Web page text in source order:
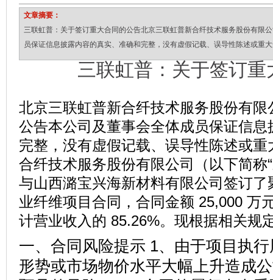
文章摘要：
三联虹普：关于签订重大合同的公告北京三联虹普新合纤技术服务股份有限
员保证信息披露内容的真实、准确和完整，没有虚假记载、误导性陈述或重
三联虹普：关于签订
北京三联虹普新合纤技术服务股份有
公告本公司及董事会全体成员保证信
完整，没有虚假记载、误导性陈述或
合纤技术服务股份有限公司（以下简称
与山西潞宝兴海新材料有限公司签订
业纤维项目合同，合同金额 25,000 万
计营业收入的 85.26%。现根据相关规
一、合同风险提示 1、由于项目执
形势或市场物价水平大幅上升造成